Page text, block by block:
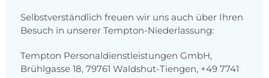
Selbstverständlich freuen wir uns auch über Ihren
Besuch in unserer Tempton-Niederlassung:
Tempton Personaldienstleistungen GmbH,
Brühlgasse 18, 79761 Waldshut-Tiengen, +49 7741